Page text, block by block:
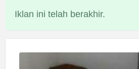
Iklan ini telah berakhir.